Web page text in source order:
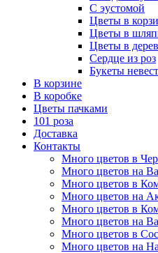
С эустомой
Цветы в
Цветы в
Цветы в
Сердце из роз
Букеты
В корзине
В коробке
Цветы пачками
101 роза
Доставка
Контакты
Много цветов в
Много цветов на
Много цветов в
Много цветов на
Много цветов в
Много цветов на
Много цветов в
Много цветов на